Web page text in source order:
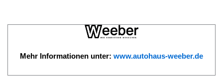
Mehr Informationen unter: www.autohaus-weeber.de